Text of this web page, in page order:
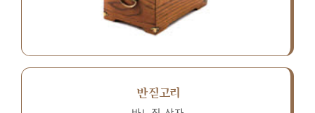
반짇고리